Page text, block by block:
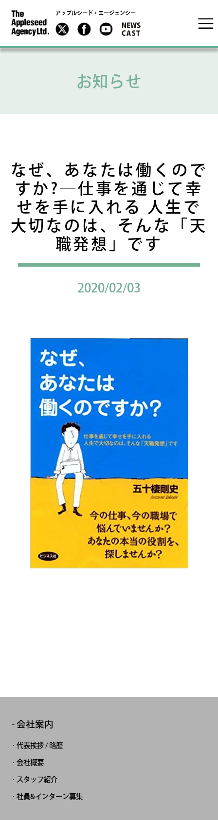
アップルシード・エージェンシー
お知らせ
なぜ、あなたは働くので
すか?―仕事を通じて幸
せを手に入れる 人生で
大切なのは、そんな「天
職発想」です
2020/02/03
会社案内
代表挨拶 / 略歴
会社概要
スタッフ紹介
社員&インターン募集